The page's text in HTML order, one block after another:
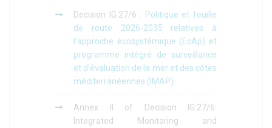
Decision IG.27/6 : Politique et feuille
de route 2026-2035 relatives à
l'approche écosystémique (EcAp) et
programme intégré de surveillance
et d’évaluation de la mer et des côtes
méditerranéennes (IMAP)
Annex IΙ of Decision IG.27/6:
Integrated Monitoring and